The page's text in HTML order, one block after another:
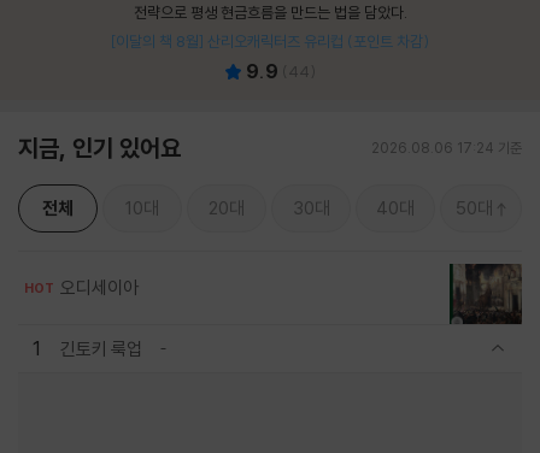
전략으로 평생 현금흐름을 만드는 법을 담았다.
[이달의 책 8월] 산리오캐릭터즈 유리컵 (포인트 차감)
9.9 44
지금, 인기 있어요 2026.08.06 17:24 기준
전체 10대 20대 30대 40대 50대
HOT 오디세이아
1 긴토키 룩업